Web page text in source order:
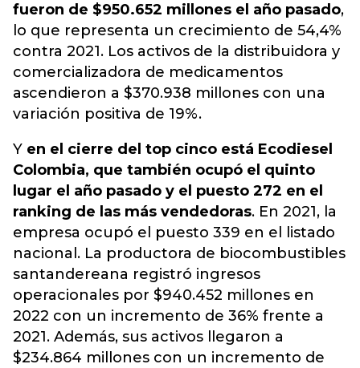
fueron de $950.652 millones el año pasado,
lo que representa un crecimiento de 54,4%
contra 2021. Los activos de la distribuidora y
comercializadora de medicamentos
ascendieron a $370.938 millones con una
variación positiva de 19%.
Y en el cierre del top cinco está Ecodiesel
Colombia, que también ocupó el quinto
lugar el año pasado y el puesto 272 en el
ranking de las más vendedoras. En 2021, la
empresa ocupó el puesto 339 en el listado
nacional. La productora de biocombustibles
santandereana registró ingresos
operacionales por $940.452 millones en
2022 con un incremento de 36% frente a
2021. Además, sus activos llegaron a
$234.864 millones con un incremento de